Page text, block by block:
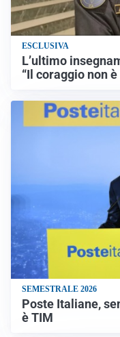
ESCLUSIVA
L’ultimo
“Il coraggio non
SEMESTRALE 2026
Poste Italiane,
è TIM